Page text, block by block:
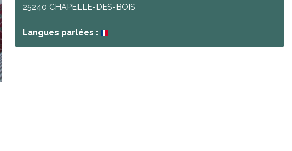
25240 CHAPELLE-DES-BOIS
Langues parlées :